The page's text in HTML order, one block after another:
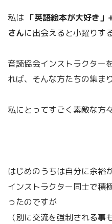
私は 「英語絵本が大好き
さんに出会えると小躍りす
音読協会インストラクター
れば、そんな方たちの集ま
私にとってすごく素敵な方
はじめのうちは自分に余裕
インストラクター同士で積
ったのですが
（別に交流を強制される事